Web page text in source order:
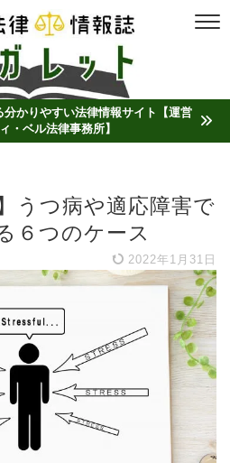
かりやすい法律情報サイト【運営
・ベル法律事務所】
うつ病や適応障害で
６つのケース
2022年1月31日